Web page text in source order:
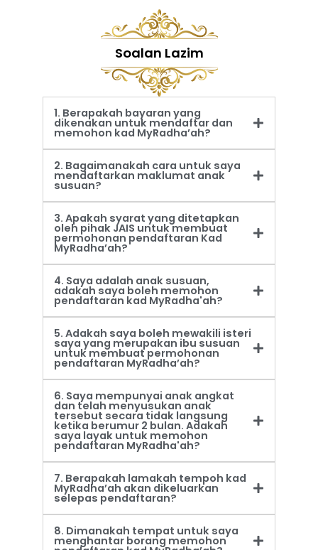
Soalan Lazim
1. Berapakah bayaran yang
dikenakan untuk mendaftar dan
memohon kad MyRadha’ah?
2. Bagaimanakah cara untuk saya
mendaftarkan maklumat anak
susuan?
3. Apakah syarat yang ditetapkan
oleh pihak JAIS untuk membuat
permohonan pendaftaran Kad
MyRadha’ah?
4. Saya adalah anak susuan,
adakah saya boleh memohon
pendaftaran kad MyRadha'ah?
5. Adakah saya boleh mewakili isteri
saya yang merupakan ibu susuan
untuk membuat permohonan
pendaftaran MyRadha’ah?
6. Saya mempunyai anak angkat
dan telah menyusukan anak
tersebut secara tidak langsung
ketika berumur 2 bulan. Adakah
saya layak untuk memohon
pendaftaran MyRadha'ah?
7. Berapakah lamakah tempoh kad
MyRadha’ah akan dikeluarkan
selepas pendaftaran?
8. Dimanakah tempat untuk saya
menghantar borang memohon